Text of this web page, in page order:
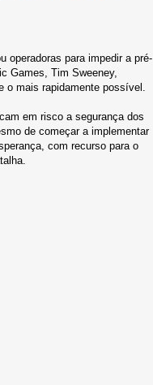
operadoras para impedir a pré-
Games, Tim Sweeney,
o mais rapidamente possível.
em risco a segurança dos
de começar a implementar
com recurso para o